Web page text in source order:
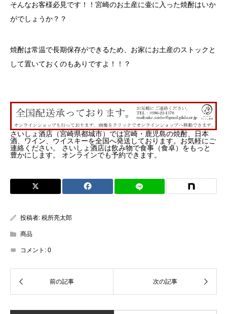
そんなお客様必見です！！宮崎のお土産に壷に入った焼酎はいか
がでしょうか？？
焼酎は常温で長期保存ができるため、お家にお土産のストックと
して置いておくのもありですよ！！？
さいしょ酒店（宮崎県都城市）では宮崎・鹿児島の焼酎、日本
酒、ワイン、ウイスキーを全国へ発送しております。お気軽にご
連絡ください。 さいしょ酒店は飲み物で食事（食卓）をもっと
豊かにします。 オンラインでも予約できます。
投稿者: 税所亮太郎
商品
コメント: 0